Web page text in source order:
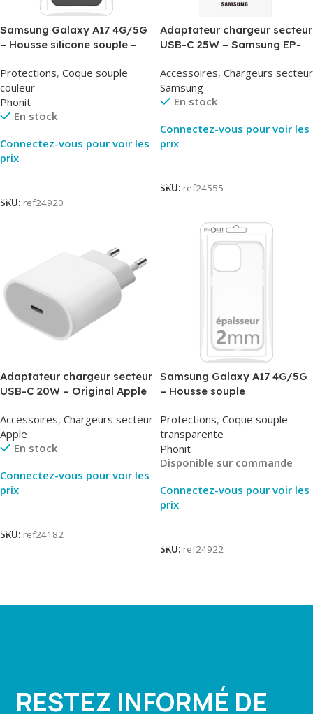
Samsung Galaxy A17 4G/5G
– Housse silicone souple –
Protections, Coque souple
couleur
Phonit
En stock
Connectez-vous pour voir les
prix
SKU: ref24920
Adaptateur chargeur secteur
USB-C 25W – Samsung EP-
Packaging Original
Accessoires, Chargeurs secteur
Samsung
En stock
Connectez-vous pour voir les
prix
SKU: ref24555
Adaptateur chargeur secteur
USB-C 20W – Original Apple
Accessoires, Chargeurs secteur
Apple
En stock
Connectez-vous pour voir les
prix
SKU: ref24182
Samsung Galaxy A17 4G/5G
– Housse souple
Protections, Coque souple
transparente
Phonit
Disponible sur commande
Connectez-vous pour voir les
prix
SKU: ref24922
RESTEZ INFORMÉ DE